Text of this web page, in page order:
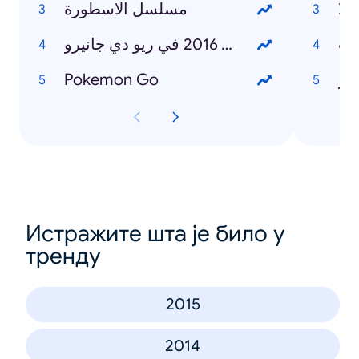
مسلسل الاسطورة
الألعاب الأولمبية 2016 في ريو دي جانيرو
Pokemon Go
Истражите шта је било у
тренду
2015
2014